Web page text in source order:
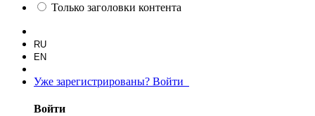
Только заголовки контента
RU
EN
Уже зарегистрированы? Войти
Войти